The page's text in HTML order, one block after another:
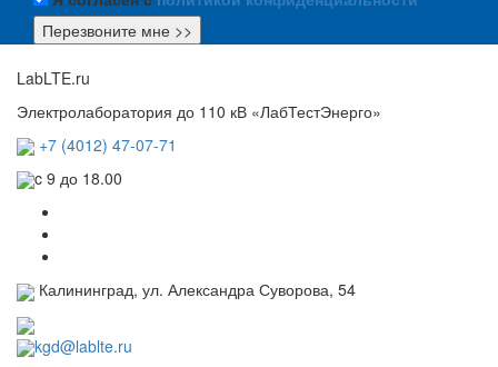
LabLTE.ru
Электролаборатория до 110 кВ «ЛабТестЭнерго»
+7 (4012) 47-07-71
c 9 до 18.00
Калининград, ул. Александра Суворова, 54
kgd@lablte.ru